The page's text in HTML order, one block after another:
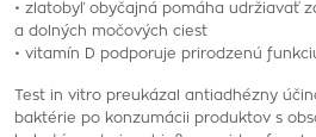
• zlatobyľ obyčajná pomáha udržiavať
a dolných močových ciest
• vitamín D podporuje prirodzenú
Test in vitro preukázal antiadhézny
baktérie po konzumácii produktov s